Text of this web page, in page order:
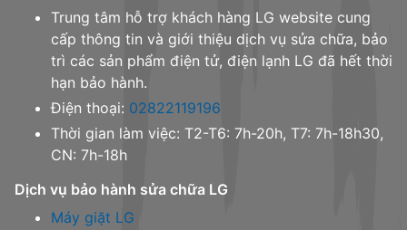
Trung tâm hỗ trợ khách hàng LG website cung
cấp thông tin và giới thiệu dịch vụ sửa chữa, bảo
trì các sản phẩm điện tử, điện lạnh LG đã hết thời
hạn bảo hành.
Điện thoại: 02822119196
Thời gian làm việc: T2-T6: 7h-20h, T7: 7h-18h30,
CN: 7h-18h
Dịch vụ bảo hành sửa chữa LG
Máy giặt LG